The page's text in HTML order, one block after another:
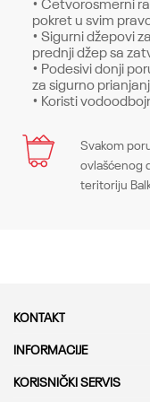
pokret u svim
• Sigurni džepovi
prednji džep sa
• Podesivi donji
za sigurno
• Koristi
Karakteristika
Kategorija
CO
Ime/Nadimak
Svakom
ovlašćenog
teritoriju
KONTAKT
Kvantum Sport d.o.o.
Adresa
INFORMACIJE
O nama
KORISNIČKI SERVIS